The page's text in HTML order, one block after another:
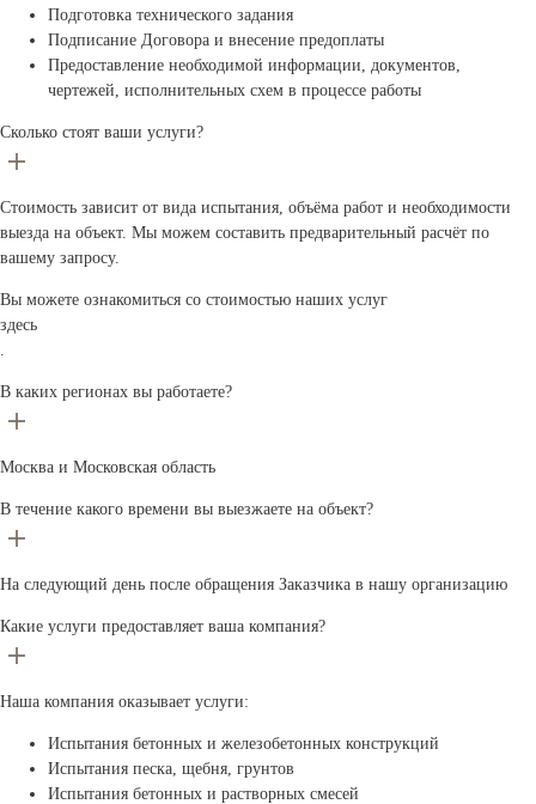
Подготовка технического задания
Подписание Договора и внесение предоплаты
Предоставление необходимой информации, документов,
чертежей, исполнительных схем в процессе работы
Сколько стоят ваши услуги?
Стоимость зависит от вида испытания, объёма работ и необходимости
выезда на объект. Мы можем составить предварительный расчёт по
вашему запросу.
Вы можете ознакомиться со стоимостью наших услуг
здесь
.
В каких регионах вы работаете?
Москва и Московская область
В течение какого времени вы выезжаете на объект?
На следующий день после обращения Заказчика в нашу организацию
Какие услуги предоставляет ваша компания?
Наша компания оказывает услуги:
Испытания бетонных и железобетонных конструкций
Испытания песка, щебня, грунтов
Испытания бетонных и растворных смесей